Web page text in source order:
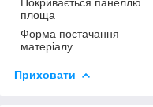
площа
Форма постачання
матеріалу
Приховати